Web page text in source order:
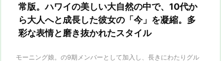
常版。ハワイの美しい大自然の中で、10代か
ら大人へと成長した彼女の「今」を凝縮。多
彩な表情と磨き抜かれたスタイル
モーニング娘。の9期メンバーとして加入し、長きにわたりグル